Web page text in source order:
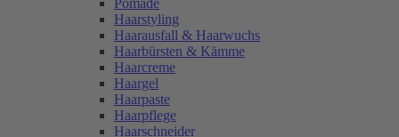
Pomade
Haarstyling
Haarausfall & Haarwuchs
Haarbürsten & Kämme
Haarcreme
Haargel
Haarpaste
Haarpflege
Haarschneider